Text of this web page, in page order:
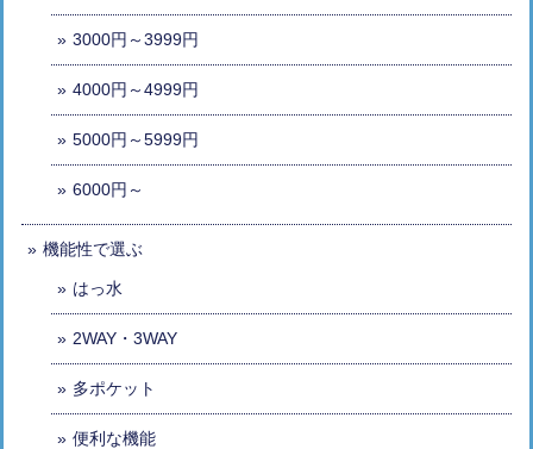
3000円～3999円
4000円～4999円
5000円～5999円
6000円～
機能性で選ぶ
はっ水
2WAY・3WAY
多ポケット
便利な機能